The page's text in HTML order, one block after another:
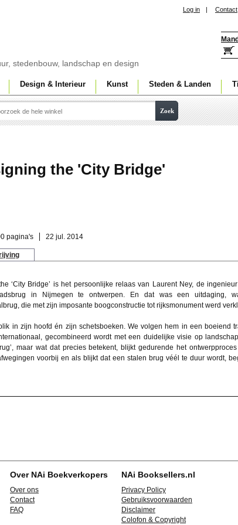
stedenbouw, landschap en design
Log in | Contact
Design & Interieur Kunst Steden & Landen
Zoek
the 'City Bridge'
pagina's 22 jul. 2014
‘City Bridge’ is het persoonlijke relaas van Laurent Ney, de
in Nijmegen te ontwerpen. En dat was een uitdaging,
die met zijn imposante boogconstructie tot rijksmonument werd
in zijn hoofd én zijn schetsboeken. We volgen hem in een boeiend
gecombineerd wordt met een duidelijke visie op
maar wat dat precies betekent, blijkt gedurende het
voorbij en als blijkt dat een stalen brug véél te duur wordt,
Over NAi Boekverkopers
Over ons
Contact
FAQ
NAi Booksellers.nl
Privacy Policy
Gebruiksvoorwaarden
Disclaimer
Colofon & Copyright